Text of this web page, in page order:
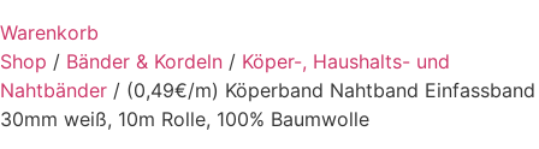
Warenkorb
Shop / Bänder & Kordeln / Köper-, Haushalts- und
Nahtbänder / (0,49€/m) Köperband Nahtband Einfassband
30mm weiß, 10m Rolle, 100% Baumwolle